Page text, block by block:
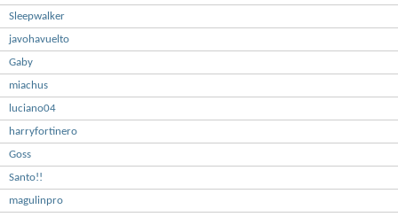
Sleepwalker
javohavuelto
Gaby
miachus
luciano04
harryfortinero
Goss
Santo!!
magulinpro